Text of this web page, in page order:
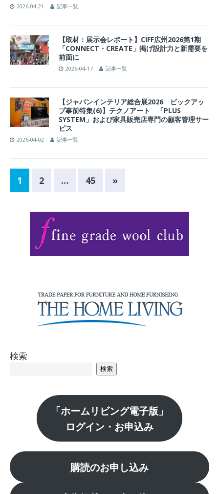
2026-04-21 記事一覧
【取材：展示会レポート】CIFF広州2026第1期
「CONNECT・CREATE」掲げ設計力と新需要を
前面に
2026-04-17 記事一覧
【ジャパンインテリア総合展2026 ピックアッ
プ事前特集(6)】テクノアート 「PLUS
SYSTEM」および家具販売店専門の顧客管理サー
ビス
2026-04-02 記事一覧
1 2 … 45 »
検索
検索
「ホームリビング電子版」
ログイン・お申込み
購読のお申し込み